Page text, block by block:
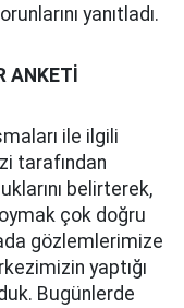
yanıtladı.
ANKETİ
ile ilgili
tarafından
belirterek,
çok doğru
gözlemlerimize
yaptığı
Bugünlerde